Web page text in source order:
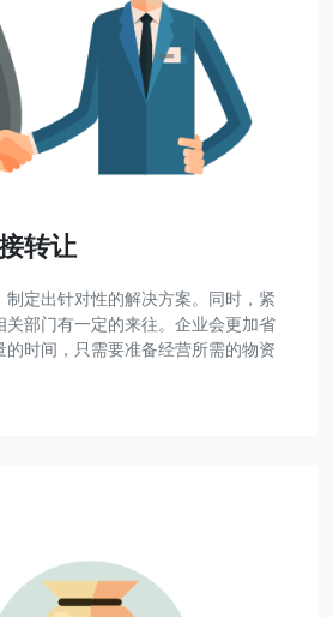
转让
制定出针对性的解决方案。同时，紧
关部门有一定的来往。企业会更加省
的时间，只需要准备经营所需的物资